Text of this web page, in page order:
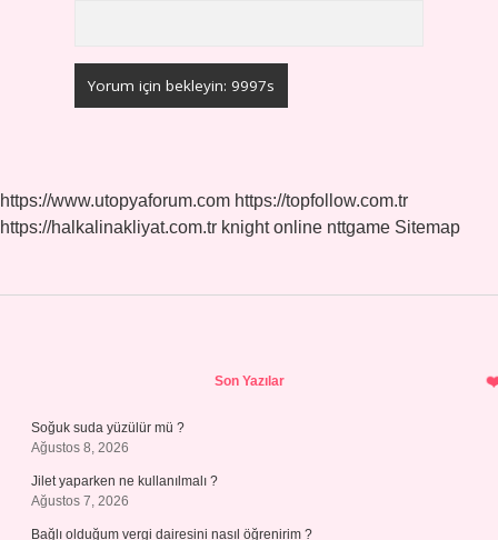
https://www.utopyaforum.com https://topfollow.com.tr
https://halkalinakliyat.com.tr knight online nttgame Sitemap
Son Yazılar
Soğuk suda yüzülür mü ?
Ağustos 8, 2026
Jilet yaparken ne kullanılmalı ?
Ağustos 7, 2026
Bağlı olduğum vergi dairesini nasıl öğrenirim ?